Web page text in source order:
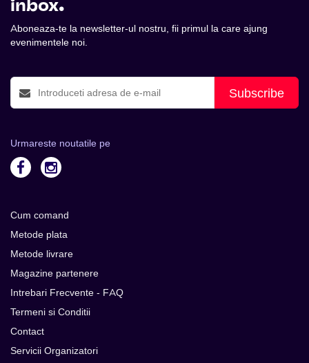
inbox.
Aboneaza-te la newsletter-ul nostru, fii primul la care ajung
evenimentele noi.
Subscribe
Urmareste noutatile pe
Cum comand
Metode plata
Metode livrare
Magazine partenere
Intrebari Frecvente - FAQ
Termeni si Conditii
Contact
Servicii Organizatori